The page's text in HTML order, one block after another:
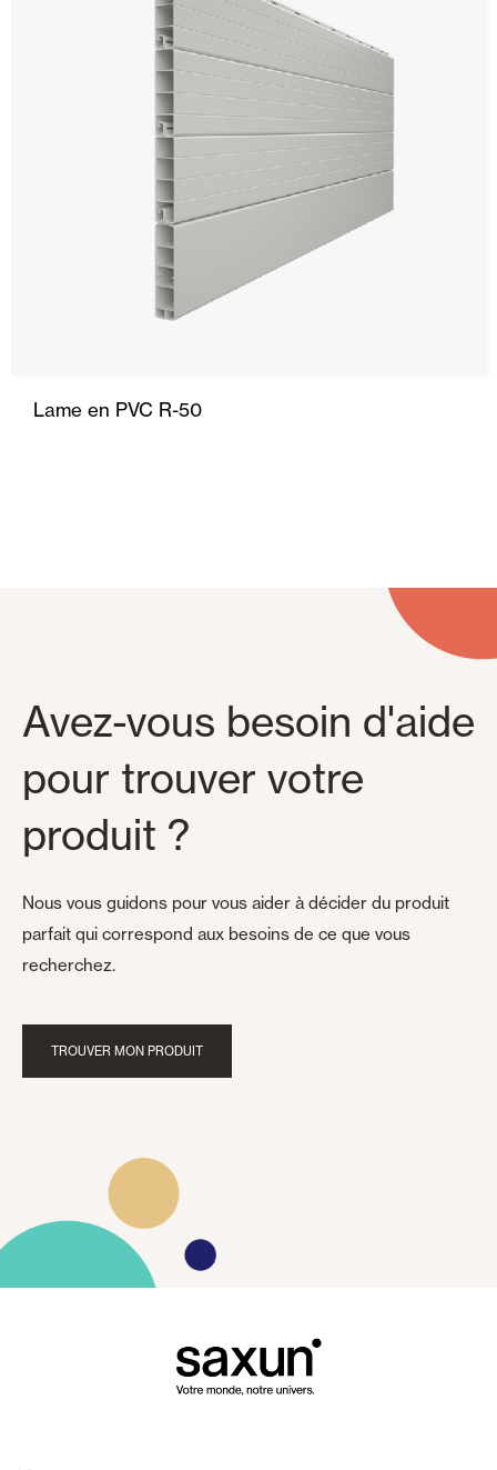
Lame en PVC R-50
Avez-vous besoin d'aide
pour trouver votre
produit ?
Nous vous guidons pour vous aider à décider du produit
parfait qui correspond aux besoins de ce que vous
recherchez.
TROUVER MON PRODUIT